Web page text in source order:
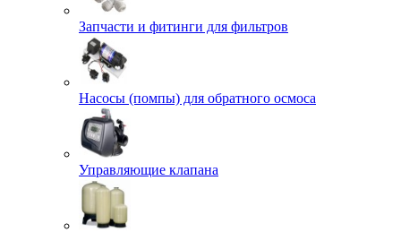
Запчасти и фитинги для фильтров
Насосы (помпы) для обратного осмоса
Управляющие клапана